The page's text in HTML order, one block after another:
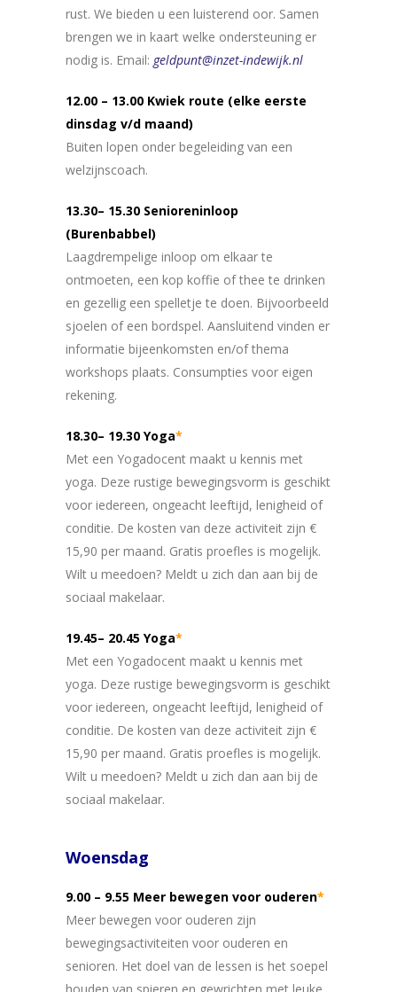
rust. We bieden u een luisterend oor. Samen
brengen we in kaart welke ondersteuning er
nodig is. Email: geldpunt@inzet-indewijk.nl
12.00 – 13.00 Kwiek route (elke eerste
dinsdag v/d maand)
Buiten lopen onder begeleiding van een
welzijnscoach.
13.30– 15.30 Senioreninloop
(Burenbabbel)
Laagdrempelige inloop om elkaar te
ontmoeten, een kop koffie of thee te drinken
en gezellig een spelletje te doen. Bijvoorbeeld
sjoelen of een bordspel. Aansluitend vinden er
informatie bijeenkomsten en/of thema
workshops plaats. Consumpties voor eigen
rekening.
18.30– 19.30 Yoga*
Met een Yogadocent maakt u kennis met
yoga. Deze rustige bewegingsvorm is geschikt
voor iedereen, ongeacht leeftijd, lenigheid of
conditie. De kosten van deze activiteit zijn €
15,90 per maand. Gratis proefles is mogelijk.
Wilt u meedoen? Meldt u zich dan aan bij de
sociaal makelaar.
19.45– 20.45 Yoga*
Met een Yogadocent maakt u kennis met
yoga. Deze rustige bewegingsvorm is geschikt
voor iedereen, ongeacht leeftijd, lenigheid of
conditie. De kosten van deze activiteit zijn €
15,90 per maand. Gratis proefles is mogelijk.
Wilt u meedoen? Meldt u zich dan aan bij de
sociaal makelaar.
Woensdag
9.00 – 9.55 Meer bewegen voor ouderen*
Meer bewegen voor ouderen zijn
bewegingsactiviteiten voor ouderen en
senioren. Het doel van de lessen is het soepel